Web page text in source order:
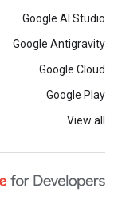
Google AI Studio
Google Antigravity
Google Cloud
Google Play
View all